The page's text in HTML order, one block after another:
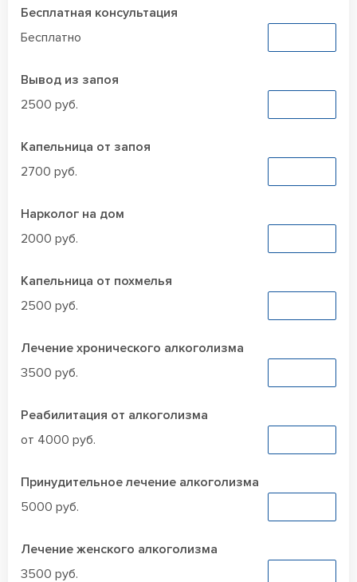
Бесплатная консультация
Бесплатно
Вывод из запоя
2500 руб.
Капельница от запоя
2700 руб.
Нарколог на дом
2000 руб.
Капельница от похмелья
2500 руб.
Лечение хронического алкоголизма
3500 руб.
Реабилитация от алкоголизма
от 4000 руб.
Принудительное лечение алкоголизма
5000 руб.
Лечение женского алкоголизма
3500 руб.